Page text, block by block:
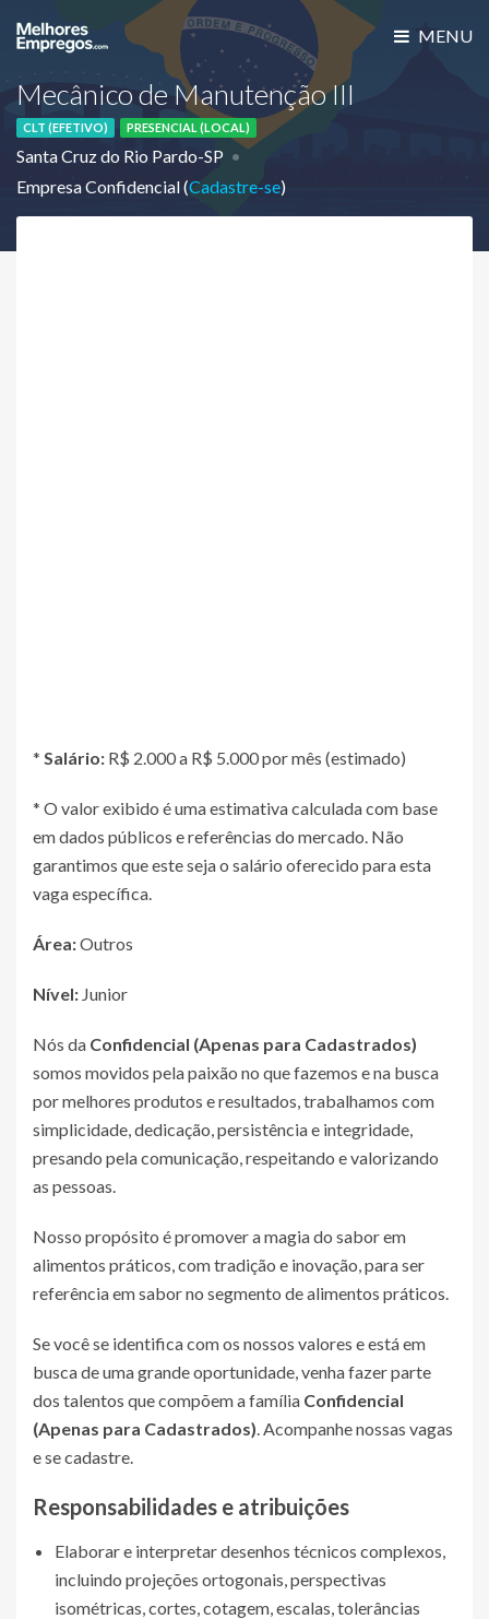
MENU
Mecânico de Manutenção III
CLT (EFETIVO) PRESENCIAL (LOCAL)
Santa Cruz do Rio Pardo-SP
Empresa Confidencial (Cadastre-se)
* Salário: R$ 2.000 a R$ 5.000 por mês (estimado)
* O valor exibido é uma estimativa calculada com base
em dados públicos e referências do mercado. Não
garantimos que este seja o salário oferecido para esta
vaga específica.
Área:Outros
Nível: Junior
Nós da Confidencial (Apenas para Cadastrados)
somos movidos pela paixão no que fazemos e na busca
por melhores produtos e resultados, trabalhamos com
simplicidade, dedicação, persistência e integridade,
presando pela comunicação, respeitando e valorizando
as pessoas.
Nosso propósito é promover a magia do sabor em
alimentos práticos, com tradição e inovação, para ser
referência em sabor no segmento de alimentos práticos.
Se você se identifica com os nossos valores e está em
busca de uma grande oportunidade, venha fazer parte
dos talentos que compõem a família Confidencial
(Apenas para Cadastrados). Acompanhe nossas vagas
e se cadastre.
Responsabilidades e atribuições
Elaborar e interpretar desenhos técnicos complexos,
incluindo projeções ortogonais, perspectivas
isométricas, cortes, cotagem, escalas, tolerâncias